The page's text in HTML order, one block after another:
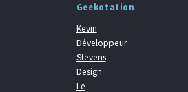
Geekotation
Kevin
Développeur
Stevens
Design
Le